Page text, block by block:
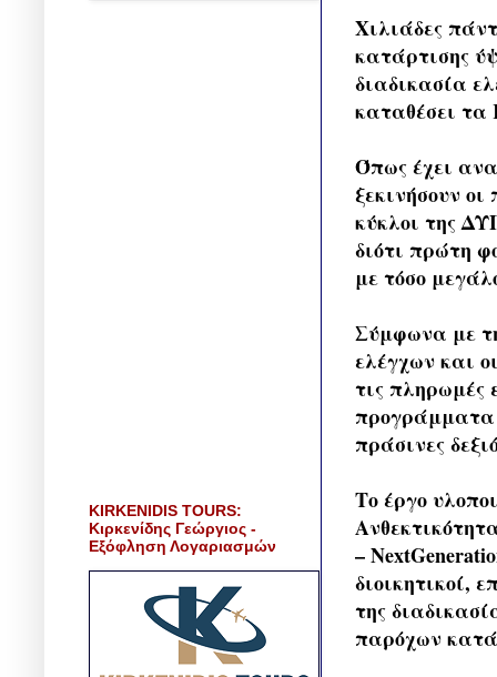
Χιλιάδες
κατάρτισης
διαδικασία
καταθέσει τα
Όπως έχει
ξεκινήσουν
κύκλοι της
διότι πρώτη
με τόσο
Σύμφωνα με
ελέγχων και
τις πληρωμές
προγράμματα
πράσινες
Το έργο
–
διοικητικοί,
της
παρόχων
KIRKENIDIS TOURS:
Κιρκενίδης Γεώργιος -
Εξόφληση Λογαριασμών